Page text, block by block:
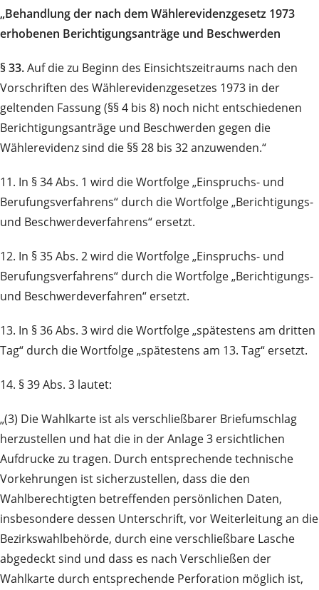
„Behandlung der nach dem Wählerevidenzgesetz 1973
erhobenen Berichtigungsanträge und Beschwerden
§ 33.Auf die zu Beginn des Einsichtszeitraums nach den
Vorschriften des Wählerevidenzgesetzes 1973 in der
geltenden Fassung (§§ 4 bis 8) noch nicht entschiedenen
Berichtigungsanträge und Beschwerden gegen die
Wählerevidenz sind die §§ 28 bis 32 anzuwenden.“
11. In § 34 Abs. 1 wird die Wortfolge „Einspruchs- und
Berufungsverfahrens“ durch die Wortfolge „Berichtigungs-
und Beschwerdeverfahrens“ ersetzt.
12. In § 35 Abs. 2 wird die Wortfolge „Einspruchs- und
Berufungsverfahrens“ durch die Wortfolge „Berichtigungs-
und Beschwerdeverfahren“ ersetzt.
13. In § 36 Abs. 3 wird die Wortfolge „spätestens am dritten
Tag“ durch die Wortfolge „spätestens am 13. Tag“ ersetzt.
14. § 39 Abs. 3 lautet:
„(3) Die Wahlkarte ist als verschließbarer Briefumschlag
herzustellen und hat die in der Anlage 3 ersichtlichen
Aufdrucke zu tragen. Durch entsprechende technische
Vorkehrungen ist sicherzustellen, dass die den
Wahlberechtigten betreffenden persönlichen Daten,
insbesondere dessen Unterschrift, vor Weiterleitung an die
Bezirkswahlbehörde, durch eine verschließbare Lasche
abgedeckt sind und dass es nach Verschließen der
Wahlkarte durch entsprechende Perforation möglich ist,